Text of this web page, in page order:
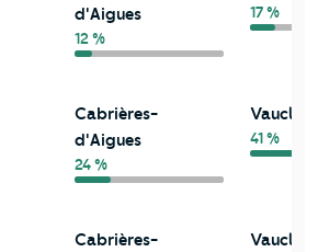
d'Aigues
12 %
17 %
Cabrières-
d'Aigues
24 %
Vaucluse
41 %
Cabrières-
Vaucluse